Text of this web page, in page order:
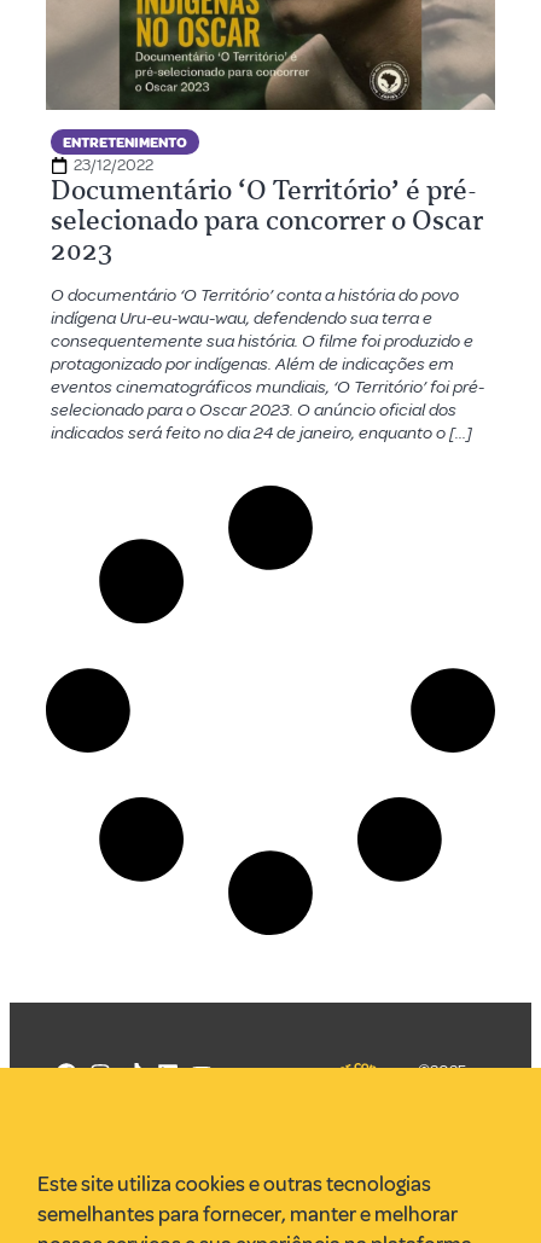
ENTRETENIMENTO
23/12/2022
Documentário ‘O Território’ é pré-
selecionado para concorrer o Oscar
2023
O documentário ‘O Território’ conta a história do povo
indígena Uru-eu-wau-wau, defendendo sua terra e
consequentemente sua história. O filme foi produzido e
protagonizado por indígenas. Além de indicações em
eventos cinematográficos mundiais, ‘O Território’ foi pré-
selecionado para o Oscar 2023. O anúncio oficial dos
indicados será feito no dia 24 de janeiro, enquanto o […]
VR Assessoria
Parcerias
©2025
Este site utiliza cookies e outras tecnologias
semelhantes para fornecer, manter e melhorar